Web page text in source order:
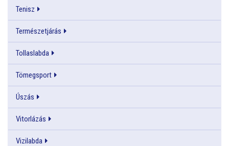
Tenisz
Természetjárás
Tollaslabda
Tömegsport
Úszás
Vitorlázás
Vizilabda